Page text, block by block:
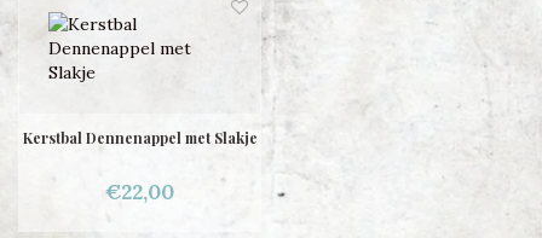
Kerstbal Dennenappel met Slakje
€22,00